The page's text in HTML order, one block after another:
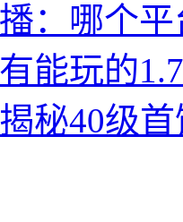
：哪个
能玩的
秘40级